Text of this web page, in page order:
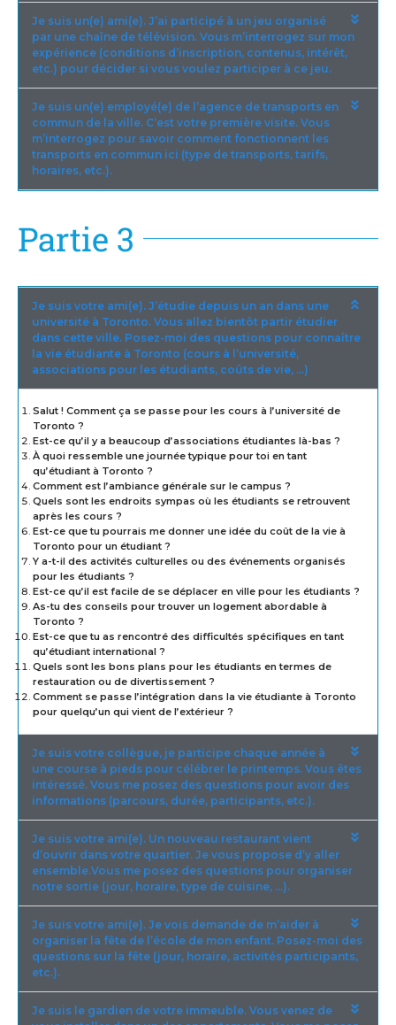
Je suis un(e) ami(e). J’ai participé à un jeu organisé
par une chaîne de télévision. Vous m’interrogez sur mon
expérience (conditions d’inscription, contenus, intérêt,
etc.) pour décider si vous voulez participer à ce jeu.
Je suis un(e) employé(e) de l’agence de transports en
commun de la ville. C’est votre première visite. Vous
m’interrogez pour savoir comment fonctionnent les
transports en commun ici (type de transports, tarifs,
horaires, etc.).
Partie 3
Je suis votre ami(e). J’étudie depuis un an dans une
université à Toronto. Vous allez bientôt partir étudier
dans cette ville. Posez-moi des questions pour connaître
la vie étudiante à Toronto (cours à l’université,
associations pour les étudiants, coûts de vie, …)
Salut ! Comment ça se passe pour les cours à l’université de
Toronto ?
Est-ce qu’il y a beaucoup d’associations étudiantes là-bas ?
À quoi ressemble une journée typique pour toi en tant
qu’étudiant à Toronto ?
Comment est l’ambiance générale sur le campus ?
Quels sont les endroits sympas où les étudiants se retrouvent
après les cours ?
Est-ce que tu pourrais me donner une idée du coût de la vie à
Toronto pour un étudiant ?
Y a-t-il des activités culturelles ou des événements organisés
pour les étudiants ?
Est-ce qu’il est facile de se déplacer en ville pour les étudiants ?
As-tu des conseils pour trouver un logement abordable à
Toronto ?
Est-ce que tu as rencontré des difficultés spécifiques en tant
qu’étudiant international ?
Quels sont les bons plans pour les étudiants en termes de
restauration ou de divertissement ?
Comment se passe l’intégration dans la vie étudiante à Toronto
pour quelqu’un qui vient de l’extérieur ?
Je suis votre collègue, je participe chaque année à
une course à pieds pour célébrer le printemps. Vous êtes
intéressé. Vous me posez des questions pour avoir des
informations (parcours, durée, participants, etc.).
Je suis votre ami(e). Un nouveau restaurant vient
d’ouvrir dans votre quartier. Je vous propose d’y aller
ensemble.Vous me posez des questions pour organiser
notre sortie (jour, horaire, type de cuisine, …).
Je suis votre ami(e). Je vois demande de m’aider à
organiser la fête de l’école de mon enfant. Posez-moi des
questions sur la fête (jour, horaire, activités participants,
etc.).
Je suis le gardien de votre immeuble. Vous venez de